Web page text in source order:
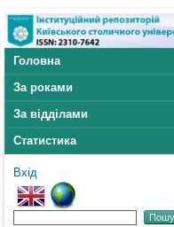
Головна
За роками
За відділами
Статистика
Вхід